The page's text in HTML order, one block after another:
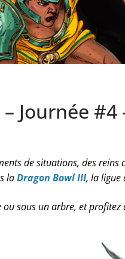
Journée #4
de situations, des
laDragon Bowl III, la ligue
sous un arbre, et profitez